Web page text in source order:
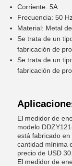
Corriente: 5A
Frecuencia: 50
Material: Metal
Se trata de un
fabricación de
Se trata de un
fabricación de
El medidor de
modelo
está fabricado en
cantidad mínima
precio de USD
El medidor de